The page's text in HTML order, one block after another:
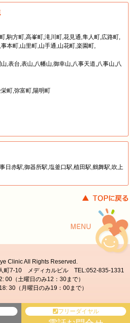
,駒方町,高峯町,滝川町,花見通,隼人町,広路町,
本町,山里町,山手通,山花町,楽園町,
,表台,表山,八幡山,御幸山,八事天道,八事山,八
町,弥富町,陽明町
日赤駅,御器所駅,塩釜口駅,植田駅,鶴舞駅,吹上
Clinic All Rights Reserved.
町7-10 メディカルビル TEL:052-835-1331
（土曜日のみ12：30まで）
月曜日のみ19：00まで）
フリーダイヤル